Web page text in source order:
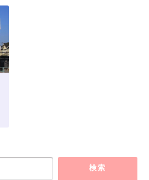
検索